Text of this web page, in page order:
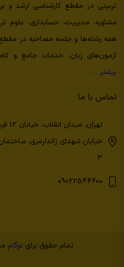
تربیتی در مقطع کارشناسی ارشد و
مشاوره، مدیریت، حسابداری، علوم
همه رشته‌ها و جلسه مصاحبه در
آزمون‌های زبان، خدمات جامع و
بیشتر …
تماس با ما
خیابان شهدای ژاندارمری،
3
09022544600
تمام حقوق برای نوگام